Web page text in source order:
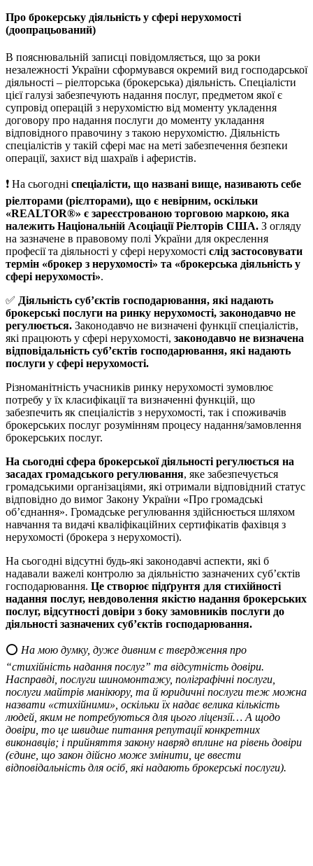
Про брокерську діяльність у сфері нерухомості
(доопрацьований)
В пояснювальній записці повідомляється, що за роки
незалежності України сформувався окремий вид господарської
діяльності – ріелторська (брокерська) діяльність. Спеціалісти
цієї галузі забезпечують надання послуг, предметом якої є
супровід операцій з нерухомістю від моменту укладення
договору про надання послуги до моменту укладання
відповідного правочину з такою нерухомістю. Діяльність
спеціалістів у такій сфері має на меті забезпечення безпеки
операції, захист від шахраїв і аферистів.
❗️ На сьогодні спеціалісти, що названі вище, називають себе
ріелторами (рієлторами), що є невірним, оскільки
«REALTOR®» є зареєстрованою торговою маркою, яка
належить Національній Асоціації Ріелторів США. З огляду
на зазначене в правовому полі України для окреслення
професії та діяльності у сфері нерухомості слід застосовувати
термін «брокер з нерухомості» та «брокерська діяльність у
сфері нерухомості».
✅ Діяльність суб’єктів господарювання, які надають
брокерські послуги на ринку нерухомості, законодавчо не
регулюється. Законодавчо не визначені функції спеціалістів,
які працюють у сфері нерухомості, законодавчо не визначена
відповідальність суб’єктів господарювання, які надають
послуги у сфері нерухомості.
Різноманітність учасників ринку нерухомості зумовлює
потребу у їх класифікації та визначенні функцій, що
забезпечить як спеціалістів з нерухомості, так і споживачів
брокерських послуг розумінням процесу надання/замовлення
брокерських послуг.
На сьогодні сфера брокерської діяльності регулюється на
засадах громадського регулювання, яке забезпечується
громадськими організаціями, які отримали відповідний статус
відповідно до вимог Закону України «Про громадські
об’єднання». Громадське регулювання здійснюється шляхом
навчання та видачі кваліфікаційних сертифікатів фахівця з
нерухомості (брокера з нерухомості).
На сьогодні відсутні будь-які законодавчі аспекти, які б
надавали важелі контролю за діяльністю зазначених суб’єктів
господарювання. Це створює підґрунтя для стихійності
надання послуг, невдоволення якістю надання брокерських
послуг, відсутності довіри з боку замовників послуги до
діяльності зазначених суб’єктів господарювання.
⭕️ На мою думку, дуже дивним є твердження про
“стихійність надання послуг” та відсутність довіри.
Насправді, послуги шиномонтажу, поліграфічні послуги,
послуги майтрів манікюру, та й юридичні послуги теж можна
назвати «стихійними», оскільки їх надає велика кількість
людей, яким не потребуються для цього ліцензії… А щодо
довіри, то це швидше питання репутації конкретних
виконавців; і прийняття закону навряд вплине на рівень довіри
(єдине, що закон дійсно може змінити, це ввести
відповідальність для осіб, які надають брокерські послуги).